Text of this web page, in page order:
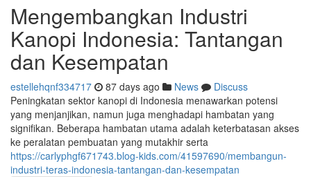
Mengembangkan Industri
Kanopi Indonesia: Tantangan
dan Kesempatan
estellehqnf334717 87 days ago News
Discuss
Peningkatan sektor kanopi di Indonesia menawarkan potensi
yang menjanjikan, namun juga menghadapi hambatan yang
signifikan. Beberapa hambatan utama adalah keterbatasan akses
ke peralatan pembuatan yang mutakhir serta
https://carlyphgf671743.blog-kids.com/41597690/membangun-
industri-teras-indonesia-tantangan-dan-kesempatan